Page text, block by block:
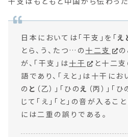
日本においては「干支」を「え
とら、う、たつ…の 十二支
が、「干支」は十干
と十二
語であり、「えと」は十干にお
の と （乙）」「ひの え （丙）」「ひ
じて「え」「と」の音が入るこ
には二重の誤りである。